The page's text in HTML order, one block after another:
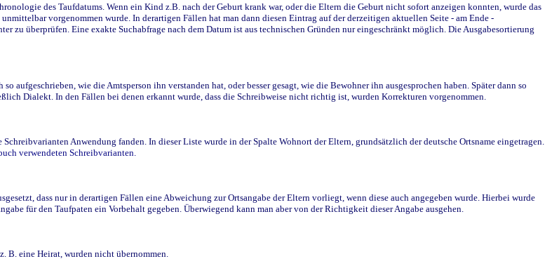
des Taufdatums. Wenn ein Kind z.B. nach der Geburt krank war, oder die Eltern die Geburt nicht sofort anzeigen konnten, wurde das
vorgenommen wurde. In derartigen Fällen hat man dann diesen Eintrag auf der derzeitigen aktuellen Seite - am Ende -
zu überprüfen. Eine exakte Suchabfrage nach dem Datum ist aus technischen Gründen nur eingeschränkt möglich. Die Ausgabesortierung
wie die Amtsperson ihn verstanden hat, oder besser gesagt, wie die Bewohner ihn ausgesprochen haben. Später dann so
Dialekt. In den Fällen bei denen erkannt wurde, dass die Schreibweise nicht richtig ist, wurden Korrekturen vorgenommen.
Anwendung fanden. In dieser Liste wurde in der Spalte Wohnort der Eltern, grundsätzlich der deutsche Ortsname eingetragen.
verwendeten Schreibvarianten.
dass nur in derartigen Fällen eine Abweichung zur Ortsangabe der Eltern vorliegt, wenn diese auch angegeben wurde. Hierbei wurde
für den Taufpaten ein Vorbehalt gegeben. Überwiegend kann man aber von der Richtigkeit dieser Angabe ausgehen.
B. eine Heirat, wurden nicht übernommen.